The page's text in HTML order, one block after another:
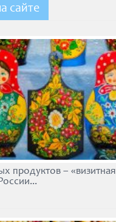
сайте
продуктов – «визитная